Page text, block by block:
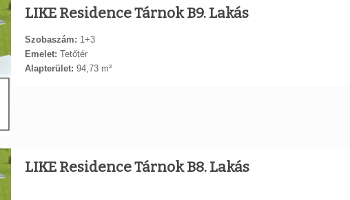
LIKE Residence Tárnok B9. Lakás
Szobaszám: 1+3
Emelet: Tetőtér
Alapterület: 94,73 m²
LIKE Residence Tárnok B8. Lakás